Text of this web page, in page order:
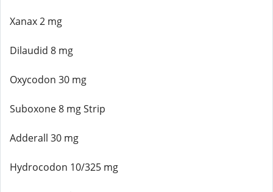
Xanax 2 mg
Dilaudid 8 mg
Oxycodon 30 mg
Suboxone 8 mg Strip
Adderall 30 mg
Hydrocodon 10/325 mg